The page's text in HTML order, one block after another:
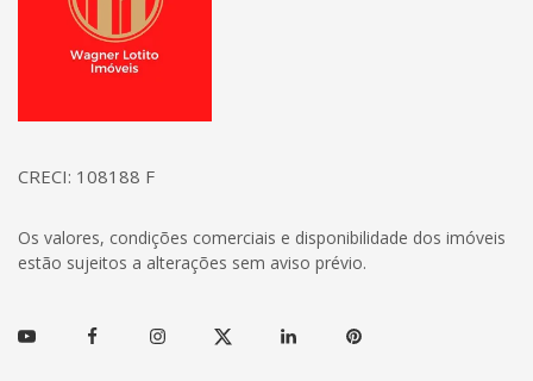
CRECI: 108188 F
Os valores, condições comerciais e disponibilidade dos imóveis
estão sujeitos a alterações sem aviso prévio.
Youtube FacebookInstagramTwitter Linkedin Pinterest